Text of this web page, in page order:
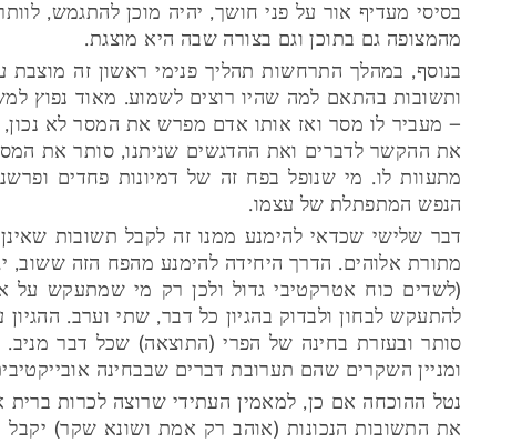
בסיסי מעדיף אור על פני חושך, יהיה מוכן להתגמש,
מהמצופה גם בתוכן וגם בצורה שבה היא מוצגת.
בנוסף, במהלך התרחשות תהליך פנימי ראשון זה
ותשובות בהתאם למה שהיו רוצים לשמוע. מאוד נפוץ
– מעביר לו מסר ואז אותו אדם מפרש את המסר לא
את ההקשר לדברים ואת ההדגשים שניתנו, סותר את
הנפש המתפתלת של עצמו.
דבר שלישי שכדאי להימנע ממנו זה לקבל תשובות
מתורת אלוהים. הדרך היחידה להימנע מהפח הזה
(לשדים כוח אטרקטיבי גדול ולכן רק מי שמתעקש על
להתעקש לבחון ולבדוק בהגיון כל דבר, שתי וערב.
סותר ובעזרת בחינה של הפרי (התוצאה) שכל דבר
ומניין השקרים שהם תערובת דברים שבבחינה
נטל ההוכחה אם כן, למאמין העתידי שרוצה לכרות
את התשובות הנכונות (אוהב רק אמת ושונא שקר) יקבל